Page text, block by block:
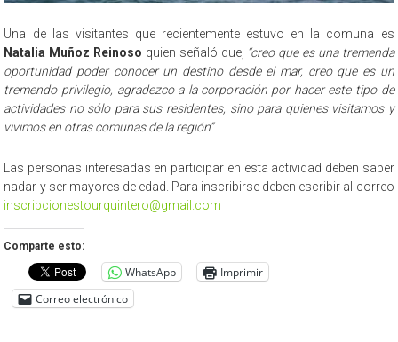
Una de las visitantes que recientemente estuvo en la comuna es
Natalia Muñoz Reinoso quien señaló que, “creo que es una tremenda
oportunidad poder conocer un destino desde el mar, creo que es un
tremendo privilegio, agradezco a la corporación por hacer este tipo de
actividades no sólo para sus residentes, sino para quienes visitamos y
vivimos en otras comunas de la región”.
Las personas interesadas en participar en esta actividad deben saber
nadar y ser mayores de edad. Para inscribirse deben escribir al correo
inscripcionestourquintero@gmail.com
Comparte esto:
WhatsApp
Imprimir
Correo electrónico